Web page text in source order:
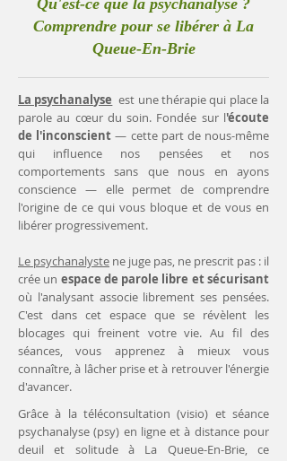
Qu'est-ce que la psychanalyse ?
Comprendre pour se libérer à La
Queue-En-Brie
La psychanalyse est une thérapie qui place la
parole au cœur du soin. Fondée sur l'écoute
de l'inconscient— cette part de nous-même
qui influence nos pensées et nos
comportements sans que nous en ayons
conscience — elle permet de comprendre
l'origine de ce qui vous bloque et de vous en
libérer progressivement.
Le psychanalyste ne juge pas, ne prescrit pas : il
crée un espace de parole libre et sécurisant
où l'analysant associe librement ses pensées.
C'est dans cet espace que se révèlent les
blocages qui freinent votre vie. Au fil des
séances, vous apprenez à mieux vous
connaître, à lâcher prise et à retrouver l'énergie
d'avancer.
Grâce à la téléconsultation (visio) et séance
psychanalyse (psy) en ligne et à distance pour
deuil et solitude à La Queue-En-Brie, ce